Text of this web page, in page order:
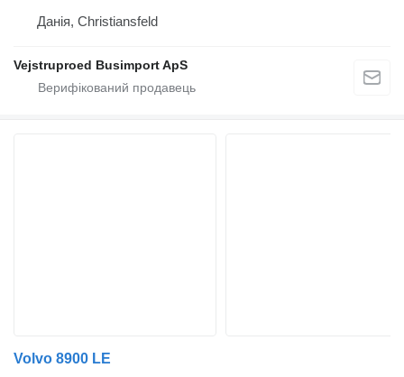
Данія, Christiansfeld
Vejstruproed Busimport ApS
Volvo 8900 LE